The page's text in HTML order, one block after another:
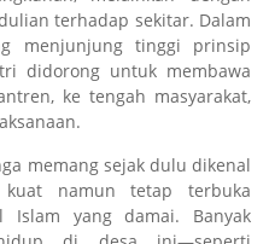
terhadap sekitar. Dalam
menjunjung tinggi prinsip
didorong untuk membawa
ke tengah masyarakat,
memang sejak dulu dikenal
namun tetap terbuka
Islam yang damai. Banyak